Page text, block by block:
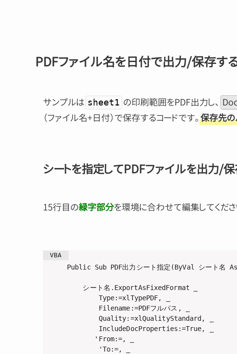
PDFファイル名を日付で出力/保存す
サンプルは sheet1 の印刷範囲をPDF出力し、
（ファイル名+日付）で保存するコードです。保存先
シートを指定してPDFファイルを出力/
15行目の緑字部分を環境に合わせて編集してくださ
Public Sub PDF出力シート指定(ByVal シート名
    シート名.ExportAsFixedFormat _
        Type:=xlTypePDF, _
        Filename:=PDFフルパス, _
        Quality:=xlQualityStandard, _
        IncludeDocProperties:=True, _
'From:=, _                            '必要な
'To:=, _